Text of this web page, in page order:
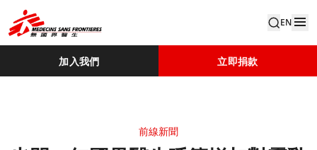
EN
加入我們 立即捐款
前線新聞